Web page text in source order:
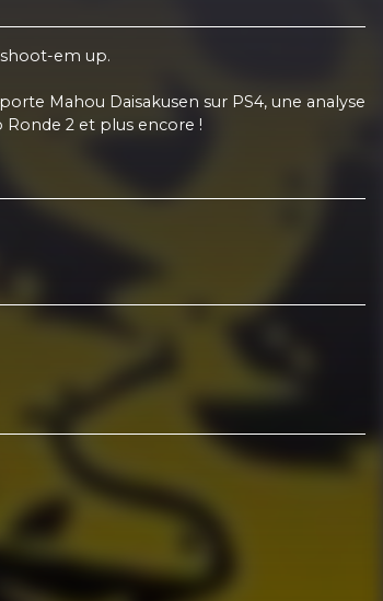
shoot-em up.
Mahou Daisakusen sur PS4, une analyse
Ronde 2 et plus encore !